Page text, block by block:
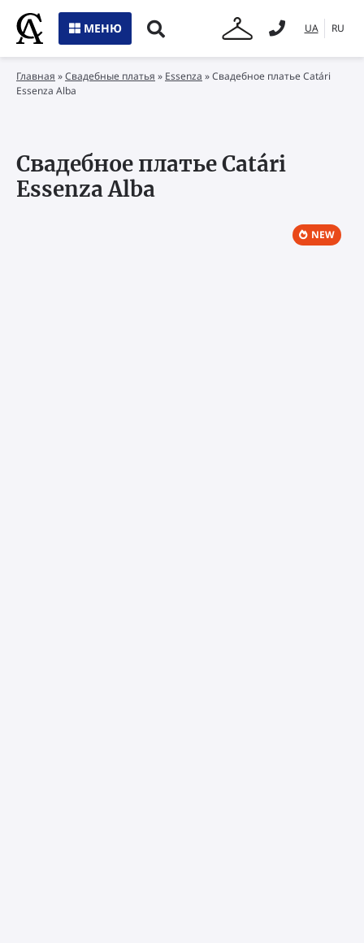
МЕНЮ UA RU
Главная »Свадебные платья » Essenza »Свадебное платье Catári
Essenza Alba
Свадебное платье Catári
Essenza Alba
NEW